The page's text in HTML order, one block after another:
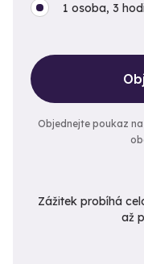
1 osoba, 3
Objednejte poukaz
Zážitek probíhá
až